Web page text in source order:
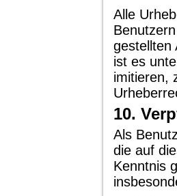
Alle
gestellten
ist es
imitieren,
10.
Als
die auf
Kenntnis